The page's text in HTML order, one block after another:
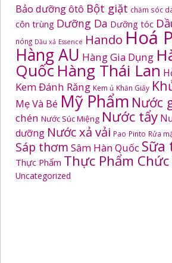
Bảo dưỡng ôtô Bột giặt chăm sóc
côn trùng Dưỡng Da Dưỡng tóc
nóng Dầu xả Essence Hando Hoá
Hàng AU Hàng Gia Dụng
Quốc Hàng Thái Lan
Kem Đánh Răng Kem ủ Khăn Giấy
Mẹ Và Bé Mỹ Phẩm Nước
chén Nước Súc Miệng Nước tẩy
dưỡng Nước xả vải Pao Pinto Rửa
Sáp thơm Sâm Hàn Quốc Sữa
Thực Phẩm Thực Phẩm
Uncategorized